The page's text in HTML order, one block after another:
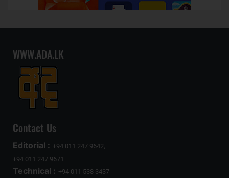
WWW.ADA.LK
Contact Us
Editorial : +94 011 247 9642,
+94 011 247 9671
Technical : +94 011 538 3437